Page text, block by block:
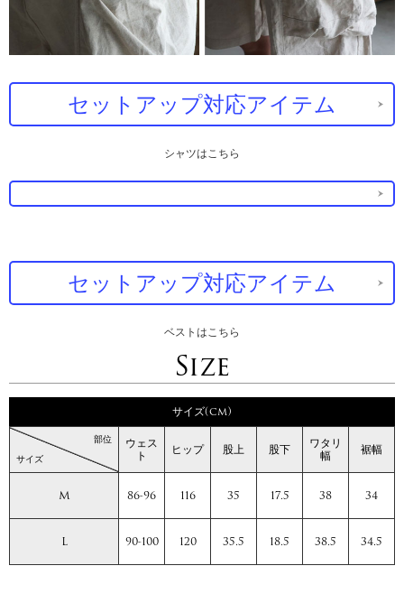
セットアップ対応アイテム
シャツはこちら
セットアップ対応アイテム
ベストはこちら
Size
サイズ(cm)
サイズ
部位 ウェス
ト ヒップ 股上 股下 ワタリ
幅 裾幅
M 86-96 116 35 17.5 38 34
L 90-100 120 35.5 18.5 38.5 34.5